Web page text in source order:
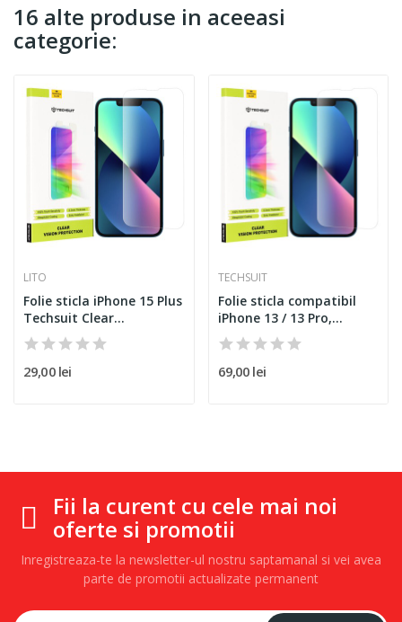
16 alte produse in aceeasi
categorie:
LITO
Folie sticla iPhone 15 Plus
Techsuit Clear...
29,00 lei
TECHSUIT
Folie sticla compatibil
iPhone 13 / 13 Pro,...
69,00 lei
Fii la curent cu cele mai noi
oferte si promotii
Inregistreaza-te la newsletter-ul nostru saptamanal si vei avea
parte de promotii actualizate permanent